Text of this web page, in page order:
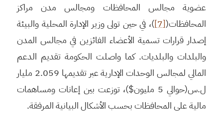
عضوية مجالس المحافظات ومجالس مدن مراكز
المحافظات([7]
)، في حين تولى وزير الإدارة المحلية والبيئة
إصدار قرارات تسمية الأعضاء الفائزين في مجالس المدن
والبلدات والبلديات. كما واصلت الحكومة تقديم الدعم
المالي لمجالس الوحدات الإدارية عبر تقديمها 2.059 مليار
ل.س(حوالي 5 مليون$)، توزعت بين إعانات ومساهمات
مالية على المحافظات بحسب الأشكال البيانية المرفقة.